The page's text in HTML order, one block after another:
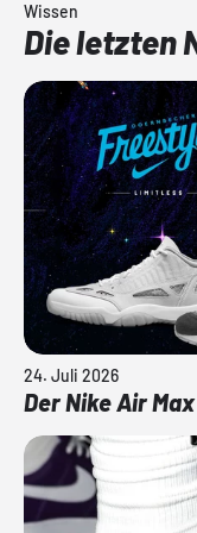
Wissen
Die letzten
24. Juli 2026
Der Nike Air